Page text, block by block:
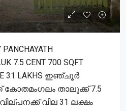
7.5 CENT 700 SQFT
31 LAKHS ഇഞ്ചൂർ
കോതമംഗലം താലൂക്ക് 7.5
വില 31 ലക്ഷം